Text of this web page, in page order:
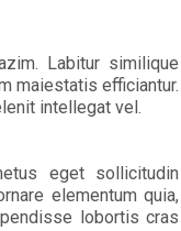
Labitur similique
maiestatis efficiantur.
intellegat vel.
eget sollicitudin
elementum quia,
lobortis cras